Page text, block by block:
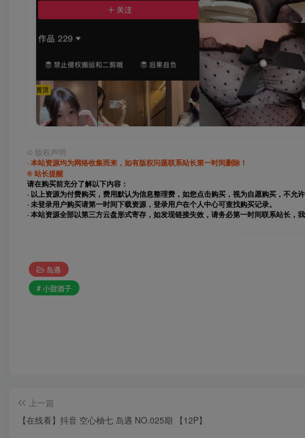
© 版权声明
· 本站资源均为网络收集而来，如有版权问题联系站长第一时间删除！
® 站长提醒
请在购买前充分了解以下内容：
· 以上资源为付费购买，费用默认为信息整理费，如您点击购买，视为自愿购买，不允
· 未登录用户购买请第一时间下载资源，登录用户在个人中心可查找购买记录。
· 本站资源全部以第三方云盘形式寄存，如发现链接失效，请务必第一时间联系站长，
岛遇
# 小甜酒子
上一篇
【在线看】抖音 空心柚七 岛遇 NO.025期 【12P】